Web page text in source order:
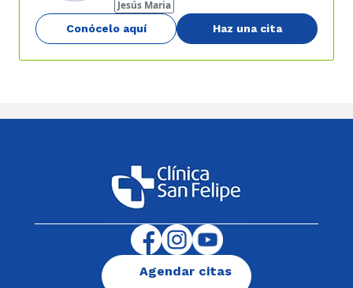
Jesús Maria
Conócelo aquí Haz una cita
Agendar citas